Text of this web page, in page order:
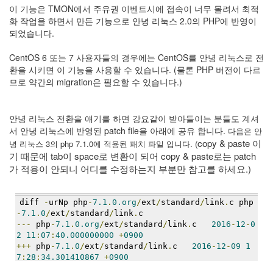
이 기능은 TMON에서 주유권 이벤트시에 접속이 너무 몰려서 최적
화 작업을 하면서 만든 기능으로 안녕 리눅스 2.0의 PHP에 반영이
되었습니다.
CentOS 6 또는 7 사용자들의 경우에는 CentOS를 안녕 리눅스로 전
환을 시키면 이 기능을 사용할 수 있습니다. (물론 PHP 버전이 다르
므로 약간의 migration은 필요할 수 있습니다.)
안녕 리눅스 전환을 얘기를 하면 강요같이 받아들이는 분들도 계셔
서 안녕 리눅스에 반영된 patch file을 아래에 공유 합니다. 다음은 안
녕 리눅스 3의 php 7.1.0에 적용된 패치 파일 입니다. (copy & paste 이
기 때문에 tab이 space로 변환이 되어 copy & paste로는 patch
가 적용이 안되니 어디를 수정하는지 부분만 참고를 하세요.)
diff - urNp php -7.1 . 0.org/ext/standard / link . c php
-7.1 . 0/ext/standard / link . c
---
php -7.1 . 0.org/ext/standard / link . c 2016 - 12 -0
2
11 : 07 : 40.000000000 +0900
+++ php -7.1 . 0/ext/standard / link . c 2016 - 12 -09
1
7 : 28 : 34.301410867 +0900
맥
스
엑
스
빔
XPH70.2
1
by
정
균